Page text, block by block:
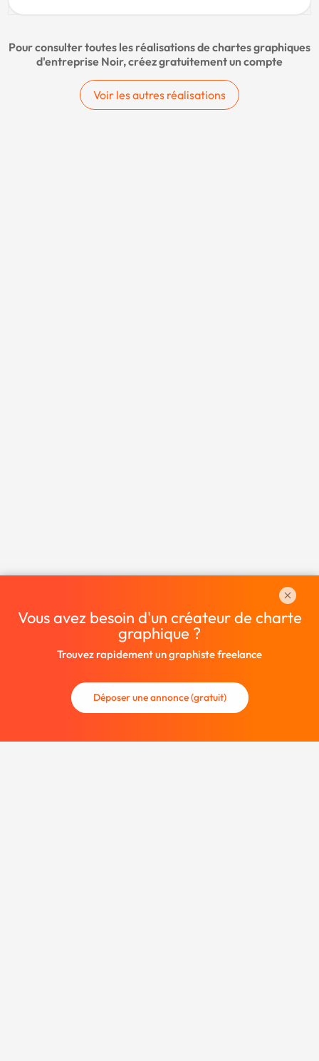
Pour consulter toutes les réalisations de chartes graphiques
d'entreprise Noir, créez gratuitement un compte
Voir les autres réalisations
Vous avez besoin d'un créateur de charte
graphique ?
Trouvez rapidement un graphiste freelance
Déposer une annonce (gratuit)